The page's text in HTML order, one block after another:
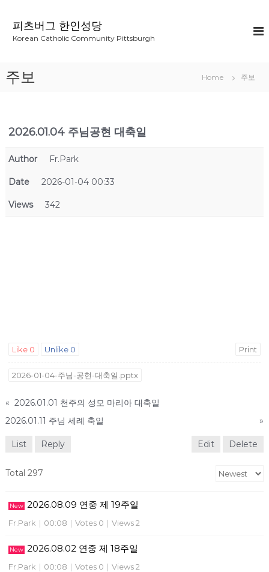
피츠버그 한인성당
Korean Catholic Community Pittsburgh
주보 Home 주보
2026.01.04 주님공현 대축일
Author Fr.Park
Date 2026-01-04 00:33
Views 342
Like 0 Unlike 0 Print
2026-01-04-주님-공현-대축일.pptx
« 2026.01.01 천주의 성모 마리아 대축일
2026.01.11 주님 세례 축일
»
List Reply Edit Delete
Total 297
New2026.08.09 연중 제 19주일
Fr.Park | 00:08 | Votes 0 | Views 2
New2026.08.02 연중 제 18주일
Fr.Park | 00:08 | Votes 0 | Views 2